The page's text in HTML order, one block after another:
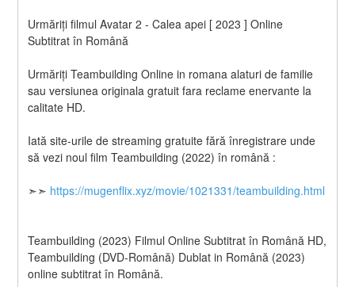
Urmăriți filmul Avatar 2 - Calea apei [ 2023 ] Online
Subtitrat în Română
Urmăriți Teambuilding Online in romana alaturi de familie
sau versiunea originala gratuit fara reclame enervante la
calitate HD.
Iată site-urile de streaming gratuite fără înregistrare unde
să vezi noul film Teambuilding (2022) în română :
➣➣ https://mugenflix.xyz/movie/1021331/teambuilding.html
Teambuilding (2023) Filmul Online Subtitrat în Română HD,
Teambuilding (DVD-Română) Dublat in Română (2023)
online subtitrat în Română.